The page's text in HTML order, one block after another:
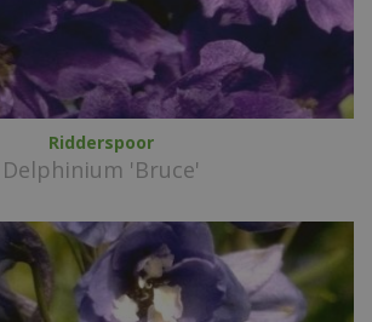
Ridderspoor
Delphinium 'Bruce'